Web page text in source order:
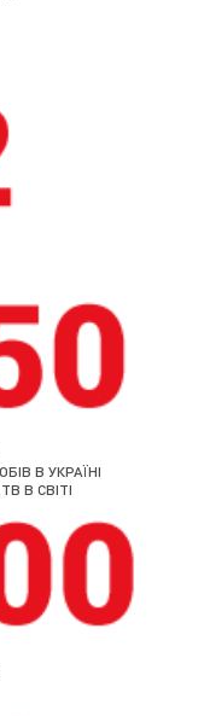
В УКРАЇНІ
В СВІТІ